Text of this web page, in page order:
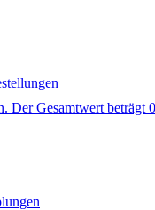
Der Gesamtwert beträgt